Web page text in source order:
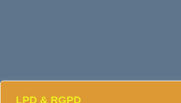
LPD & RGPD